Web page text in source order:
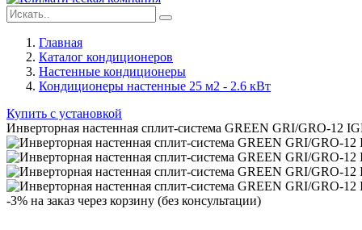
Главная
Каталог кондиционеров
Настенные кондиционеры
Кондиционеры настенные 25 м2 - 2.6 кВт
Купить с установкой
Инверторная настенная сплит-система GREEN GRI/GRO-12
-3% на заказ через корзину (без консультации)